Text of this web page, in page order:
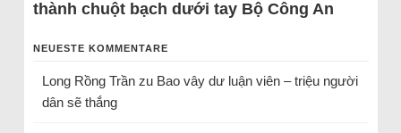
thành chuột bạch dưới tay Bộ Công An
NEUESTE KOMMENTARE
Long Rồng Trầnzu Bao vây dư luận viên – triệu người
dân sẽ thắng